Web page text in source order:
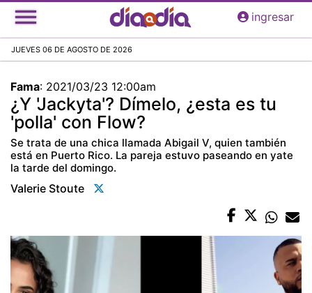
Pasar
al
principal
ingresar
JUEVES 06 DE AGOSTO DE 2026
Fama: 2021/03/23 12:00am
¿Y 'Jackyta'? Dímelo, ¿esta es tu
'polla' con Flow?
Se trata de una chica llamada Abigail V, quien también
está en Puerto Rico. La pareja estuvo paseando en yate
la tarde del domingo.
Valerie Stoute